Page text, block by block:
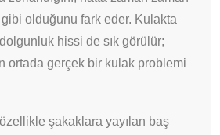
olduğunu fark eder. Kulakta
hissi de sık görülür;
ortada gerçek bir kulak problemi
şakaklara yayılan baş